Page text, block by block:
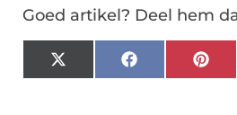
Goed artikel? Deel hem
X
(Twitter)
Facebook